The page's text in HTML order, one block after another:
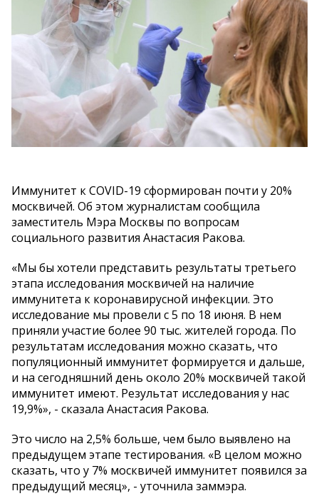
Иммунитет к COVID-19 сформирован почти у 20%
москвичей. Об этом журналистам сообщила
заместитель Мэра Москвы по вопросам
социального развития Анастасия Ракова.
«Мы бы хотели представить результаты третьего
этапа исследования москвичей на наличие
иммунитета к коронавирусной инфекции. Это
исследование мы провели с 5 по 18 июня. В нем
приняли участие более 90 тыс. жителей города. По
результатам исследования можно сказать, что
популяционный иммунитет формируется и дальше,
и на сегодняшний день около 20% москвичей такой
иммунитет имеют. Результат исследования у нас
19,9%», - сказала Анастасия Ракова.
Это число на 2,5% больше, чем было выявлено на
предыдущем этапе тестирования. «В целом можно
сказать, что у 7% москвичей иммунитет появился за
предыдущий месяц», - уточнила заммэра.